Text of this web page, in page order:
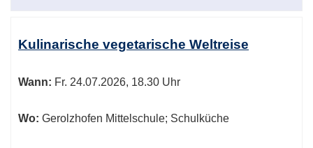
Kulinarische vegetarische Weltreise
Wann: Fr. 24.07.2026, 18.30 Uhr
Wo: Gerolzhofen Mittelschule; Schulküche